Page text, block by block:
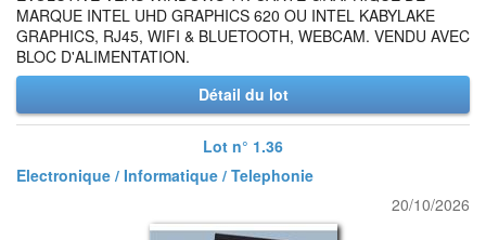
MARQUE INTEL UHD GRAPHICS 620 OU INTEL KABYLAKE
GRAPHICS, RJ45, WIFI & BLUETOOTH, WEBCAM. VENDU AVEC
BLOC D'ALIMENTATION.
Détail du lot
Lot n° 1.36
Electronique / Informatique / Telephonie
20/10/2026